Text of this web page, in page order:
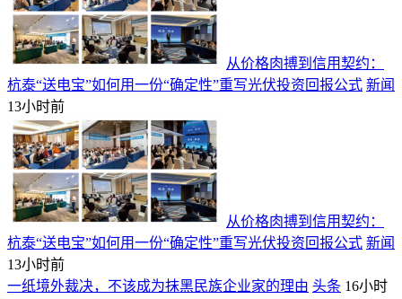
从价格肉搏到信用契约：
杭泰“送电宝”如何用一份“确定性”重写光伏投资回报公式 新闻
13小时前
从价格肉搏到信用契约：
杭泰“送电宝”如何用一份“确定性”重写光伏投资回报公式 新闻
13小时前
一纸境外裁决，不该成为抹黑民族企业家的理由 头条 16小时